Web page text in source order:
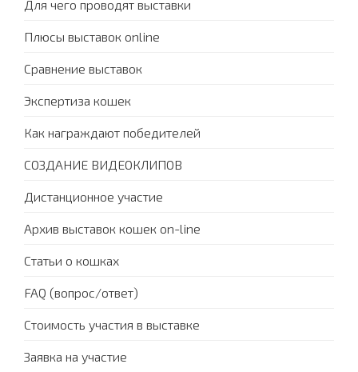
Для чего проводят выставки
Плюсы выставок online
Сравнение выставок
Экспертиза кошек
Как награждают победителей
СОЗДАНИЕ ВИДЕОКЛИПОВ
Дистанционное участие
Архив выставок кошек on-line
Статьи о кошках
FAQ (вопрос/ответ)
Стоимость участия в выставке
Заявка на участие